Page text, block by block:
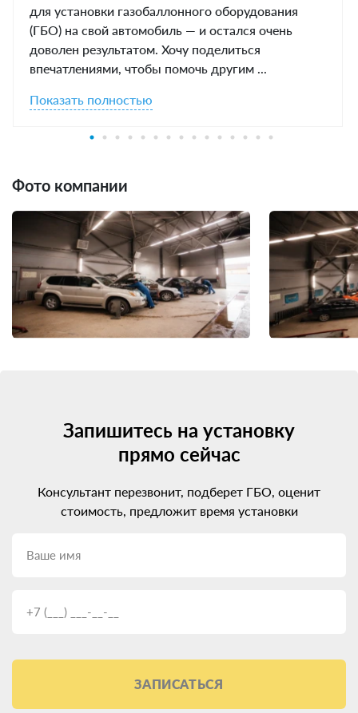
для установки газобаллонного оборудования
(ГБО) на свой автомобиль — и остался очень
доволен результатом. Хочу поделиться
впечатлениями, чтобы помочь другим ...
Показать полностью
Фото компании
Запишитесь на установку
прямо сейчас
Консультант перезвонит, подберет ГБО, оценит
стоимость, предложит время установки
ЗАПИСАТЬСЯ